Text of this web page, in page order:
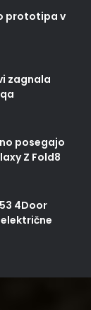
prototipa v
zagnala
posegajo
Z Fold8
4Door